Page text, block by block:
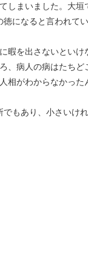
しまいました。大垣
になると言われて
暇を出さないといけ
、病人の病はたちど
相がわからなかった
もあり、小さいけ